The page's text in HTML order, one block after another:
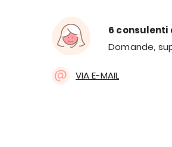
6 consulenti
Domande,
VIA E-MAIL